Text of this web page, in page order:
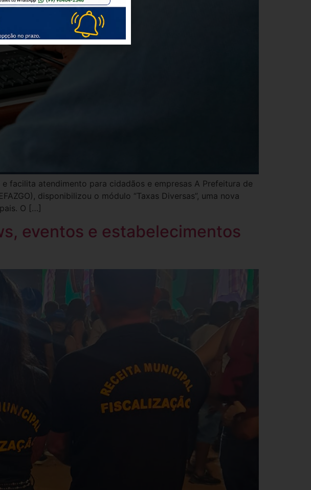
facilita atendimento para cidadãos e empresas A Prefeitura de
disponibilizou o módulo “Taxas Diversas”, uma nova
O […]
eventos e estabelecimentos